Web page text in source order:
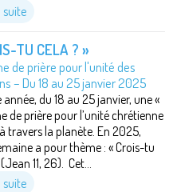
suite
TU CELA ? »
de prière pour l'unité des
– Du 18 au 25 janvier 2025
année, du 18 au 25 janvier, une «
de prière pour l’unité chrétienne
travers la planète. En 2025,
a pour thème : « Crois-tu
11, 26). Cet...
suite